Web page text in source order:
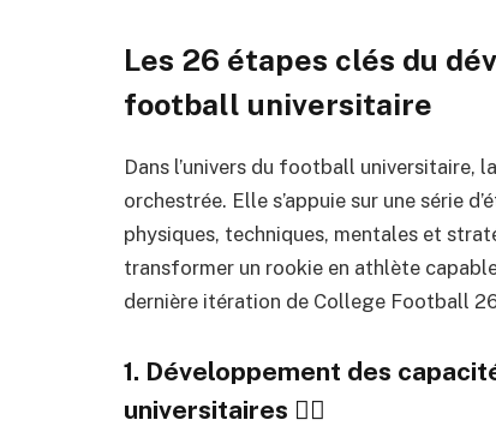
Les 26 étapes clés du
football universitaire
Dans l’univers du football universitaire,
orchestrée. Elle s’appuie sur une série
physiques, techniques, mentales et
transformer un rookie en athlète
dernière itération de College Football
1. Développement des
universitaires 🏋️‍♂️